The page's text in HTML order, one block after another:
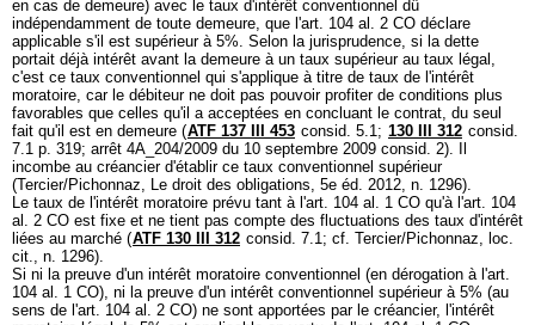
en cas de demeure) avec le taux d'intérêt conventionnel dû
indépendamment de toute demeure, que l'art. 104 al. 2 CO déclare
applicable s'il est supérieur à 5%. Selon la jurisprudence, si la dette
portait déjà intérêt avant la demeure à un taux supérieur au taux légal,
c'est ce taux conventionnel qui s'applique à titre de taux de l'intérêt
moratoire, car le débiteur ne doit pas pouvoir profiter de conditions plus
favorables que celles qu'il a acceptées en concluant le contrat, du seul
fait qu'il est en demeure (ATF 137 III 453 consid. 5.1; 130 III 312 consid.
7.1 p. 319; arrêt 4A_204/2009 du 10 septembre 2009 consid. 2). Il
incombe au créancier d'établir ce taux conventionnel supérieur
(Tercier/Pichonnaz, Le droit des obligations, 5e éd. 2012, n. 1296).
Le taux de l'intérêt moratoire prévu tant à l'art. 104 al. 1 CO qu'à l'art. 104
al. 2 CO est fixe et ne tient pas compte des fluctuations des taux d'intérêt
liées au marché (ATF 130 III 312 consid. 7.1; cf. Tercier/Pichonnaz, loc.
cit., n. 1296).
Si ni la preuve d'un intérêt moratoire conventionnel (en dérogation à l'art.
104 al. 1 CO), ni la preuve d'un intérêt conventionnel supérieur à 5% (au
sens de l'art. 104 al. 2 CO) ne sont apportées par le créancier, l'intérêt